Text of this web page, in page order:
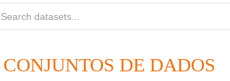
CONJUNTOS DE DADOS